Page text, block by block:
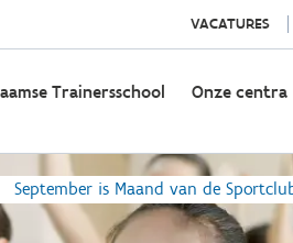
VACATURES
Trainersschool Onze centra
September is Maand van de